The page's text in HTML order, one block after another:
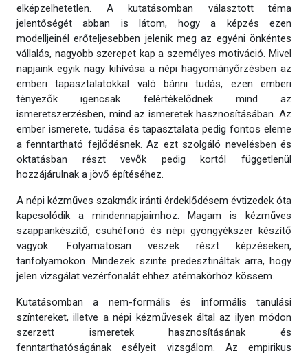
elképzelhetetlen. A kutatásomban választott téma
jelentőségét abban is látom, hogy a képzés ezen
modelljeinél erőteljesebben jelenik meg az egyéni önkéntes
vállalás, nagyobb szerepet kap a személyes motiváció. Mivel
napjaink egyik nagy kihívása a népi hagyományőrzésben az
emberi tapasztalatokkal való bánni tudás, ezen emberi
tényezők igencsak felértékelődnek mind az
ismeretszerzésben, mind az ismeretek hasznosításában. Az
ember ismerete, tudása és tapasztalata pedig fontos eleme
a fenntartható fejlődésnek. Az ezt szolgáló nevelésben és
oktatásban részt vevők pedig kortól függetlenül
hozzájárulnak a jövő építéséhez.
A népi kézműves szakmák iránti érdeklődésem évtizedek óta
kapcsolódik a mindennapjaimhoz. Magam is kézműves
szappankészítő, csuhéfonó és népi gyöngyékszer készítő
vagyok. Folyamatosan veszek részt képzéseken,
tanfolyamokon. Mindezek szinte predesztináltak arra, hogy
jelen vizsgálat vezérfonalát ehhez atémakörhöz kössem.
Kutatásomban a nem-formális és informális tanulási
színtereket, illetve a népi kézművesek által az ilyen módon
szerzett ismeretek hasznosításának és
fenntarthatóságának esélyeit vizsgálom. Az empirikus